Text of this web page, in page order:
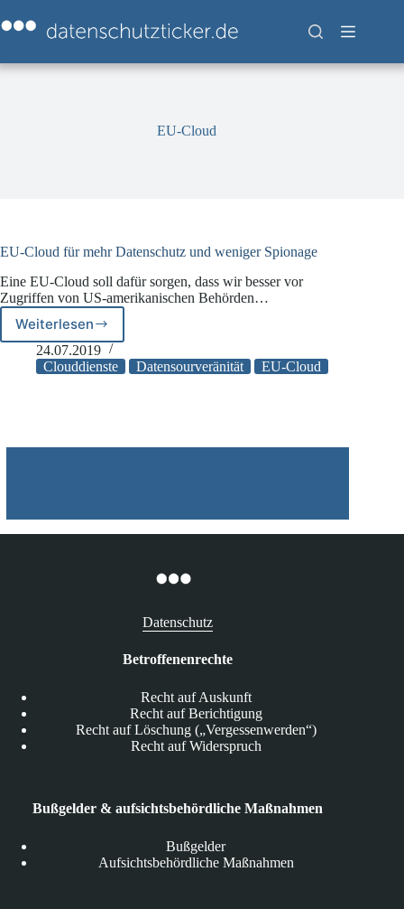
Inhalt
springen
EU-Cloud
EU-Cloud für mehr Datenschutz und weniger Spionage
Eine EU-Cloud soll dafür sorgen, dass wir besser vor
Zugriffen von US-amerikanischen Behörden…
Weiterlesen
EU-
Cloud
für
Spionage
24.07.2019
Clouddienste
Datensourveränität EU-Cloud
Datenschutz
Betroffenenrechte
Recht auf Auskunft
Recht auf Berichtigung
Recht auf Löschung („Vergessenwerden“)
Recht auf Widerspruch
Bußgelder & aufsichtsbehördliche Maßnahmen
Bußgelder
Aufsichtsbehördliche Maßnahmen